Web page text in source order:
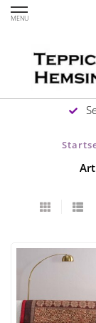
MENU